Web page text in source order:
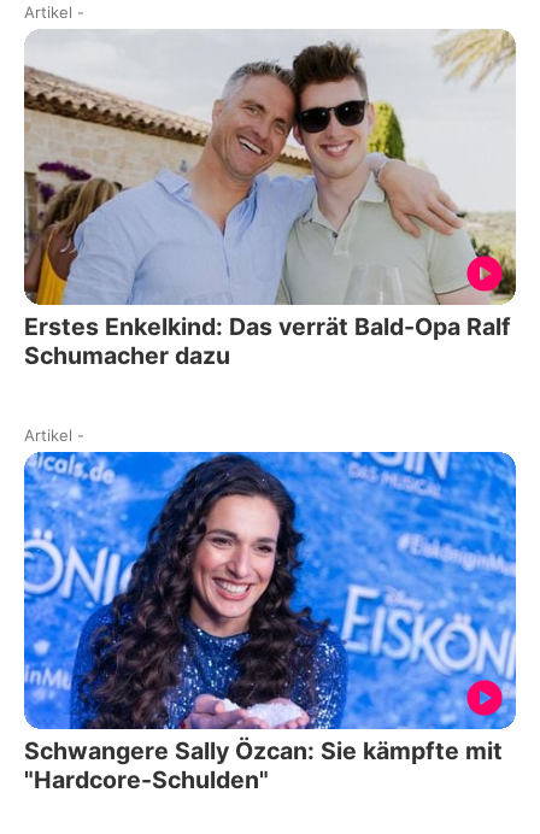
Artikel -
Erstes Enkelkind: Das verrät Bald-Opa Ralf
Schumacher dazu
Artikel -
Schwangere Sally Özcan: Sie kämpfte mit
"Hardcore-Schulden"